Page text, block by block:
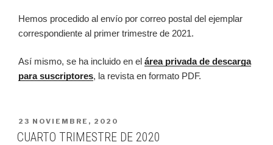
Hemos procedido al envío por correo postal del ejemplar
correspondiente al primer trimestre de 2021.
Así mismo, se ha incluido en el área privada de descarga
para suscriptores, la revista en formato PDF.
PUBLICADO
EN
23 NOVIEMBRE, 2020
CUARTO TRIMESTRE DE 2020